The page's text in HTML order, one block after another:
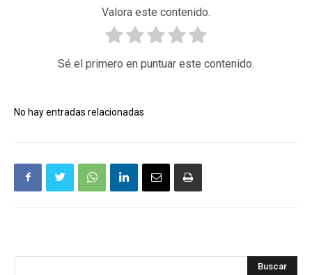
Valora este contenido.
Sé el primero en puntuar este contenido.
No hay entradas relacionadas
Buscar